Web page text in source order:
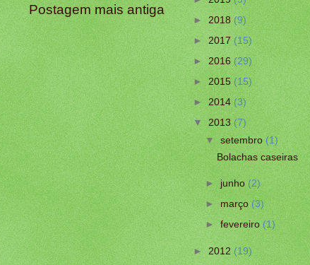
Postagem mais antiga
►2018(9)
► 2017(15)
► 2016(29)
►2015(15)
►2014(3)
▼2013(7)
▼setembro(1)
Bolachas caseiras
► junho(2)
►março(3)
►fevereiro(1)
►2012(19)